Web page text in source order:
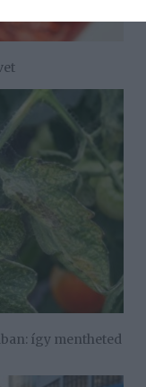
így mentheted